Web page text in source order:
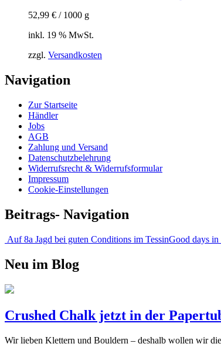
52,99 € / 1000 g
inkl. 19 % MwSt.
zzgl. Versandkosten
Navigation
Zur Startseite
Händler
Jobs
AGB
Zahlung und Versand
Datenschutzbelehrung
Widerrufsrecht & Widerrufsformular
Impressum
Cookie-Einstellungen
Beitrags- Navigation
Auf 8a Jagd bei guten Conditions im TessinGood days in
Neu im Blog
Crushed Chalk jetzt in der
Wir lieben Klettern und Bouldern – deshalb wollen wir